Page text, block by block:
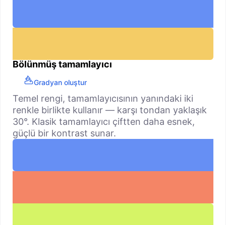
Bölünmüş tamamlayıcı
Gradyan oluştur
Temel rengi, tamamlayıcısının yanındaki iki
renkle birlikte kullanır — karşı tondan yaklaşık
30°. Klasik tamamlayıcı çiftten daha esnek,
güçlü bir kontrast sunar.